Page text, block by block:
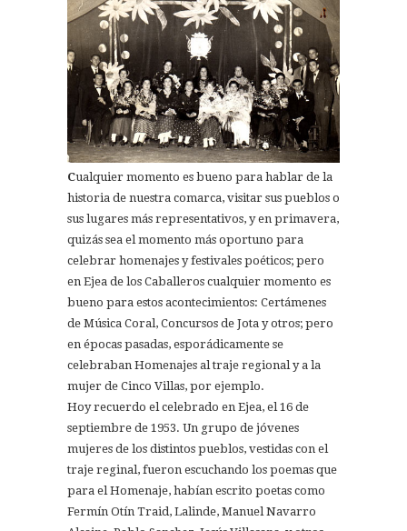
Cualquier momento es bueno para hablar de la
historia de nuestra comarca, visitar sus pueblos o
sus lugares más representativos, y en primavera,
quizás sea el momento más oportuno para
celebrar homenajes y festivales poéticos; pero
en Ejea de los Caballeros cualquier momento es
bueno para estos acontecimientos: Certámenes
de Música Coral, Concursos de Jota y otros; pero
en épocas pasadas, esporádicamente se
celebraban Homenajes al traje regional y a la
mujer de Cinco Villas, por ejemplo.
Hoy recuerdo el celebrado en Ejea, el 16 de
septiembre de 1953. Un grupo de jóvenes
mujeres de los distintos pueblos, vestidas con el
traje reginal, fueron escuchando los poemas que
para el Homenaje, habían escrito poetas como
Fermín Otín Traid, Lalinde, Manuel Navarro